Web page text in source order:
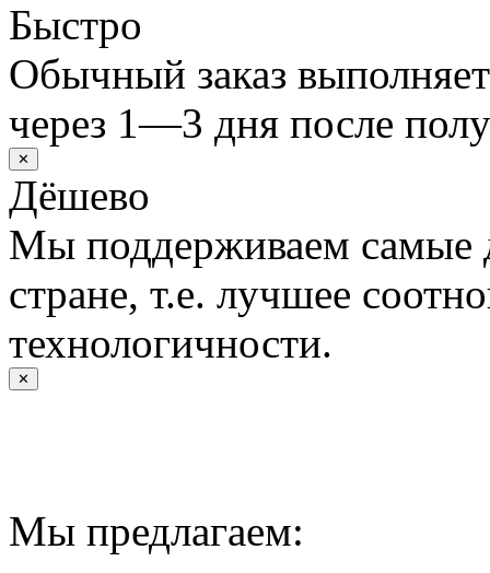
Быстро
Обычный заказ
через 1—3 дня после
✕
Дёшево
Мы поддерживаем самые
стране, т.е. лучшее
технологичности.
✕
Мы предлагаем: